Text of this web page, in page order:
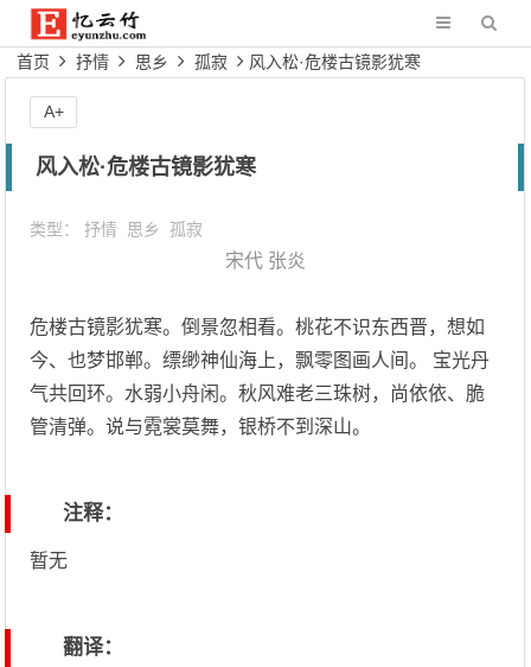
首页 抒情 思乡 孤寂 风入松·危楼古镜影犹寒
风入松·危楼古镜影犹寒
类型：抒情 思乡 孤寂
宋代 张炎
危楼古镜影犹寒。倒景忽相看。桃花不识东西晋，想如
今、也梦邯郸。缥缈神仙海上，飘零图画人间。 宝光丹
气共回环。水弱小舟闲。秋风难老三珠树，尚依依、脆
管清弹。说与霓裳莫舞，银桥不到深山。
注释：
暂无
翻译：
A+